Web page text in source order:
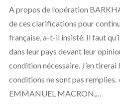
A propos de l’opération
de ces clarifications pour
française, a-t-il insisté. Il faut
dans leur pays devant leur
condition nécessaire. J’en tirerai
conditions ne sont pas remplies.
EMMANUEL MACRON,…